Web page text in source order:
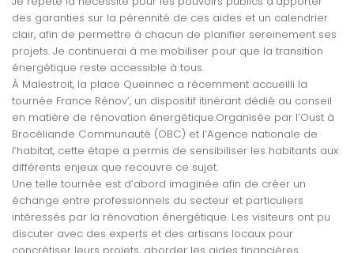
des garanties sur la pérennité de ces aides et un calendrier
clair, afin de permettre à chacun de planifier sereinement ses
projets. Je continuerai à me mobiliser pour que la transition
énergétique reste accessible à tous.
À Malestroit, la place Queinnec a récemment accueilli la
tournée France Rénov’, un dispositif itinérant dédié au conseil
en matière de rénovation énergétique.Organisée par l’Oust à
Brocéliande Communauté (OBC) et l’Agence nationale de
l’habitat, cette étape a permis de sensibiliser les habitants aux
différents enjeux que recouvre ce sujet.
Une telle tournée est d’abord imaginée afin de créer un
échange entre professionnels du secteur et particuliers
intéressés par la rénovation énergétique. Les visiteurs ont pu
discuter avec des experts et des artisans locaux pour